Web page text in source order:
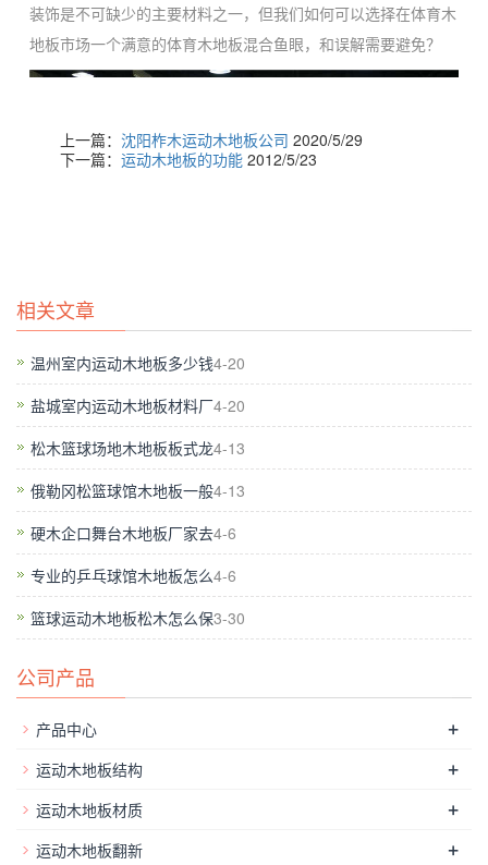
装饰是不可缺少的主要材料之一，但我们如何可以选择在体育木
地板市场一个满意的体育木地板混合鱼眼，和误解需要避免？
羽毛球馆木地板清洗：在日常使用过程中，保持羽毛球馆木地板
清洁干净，可以用干净的扫帚来清理，然后用拧干到拖把拖，平
时也可以轻轻擦拭地板柔软的湿布，当然，你也可以用吸尘器从
地板上的灰尘，你像对待地毯。根据使用情况，可以隔几年打
蜡，以保持漆膜光滑洁净。如果条件允许，地板蜡可一次2?3个
月的羽毛球馆的木地板表面上应用，从而使保养效果更好。
木地板,体育的功能意味着该阶段的木地板应符合各种舞台表演
在*大程度上的技术特点，并尽量避免了演员应该要承担不必要
的负荷，消耗了太多的能量性能。
上一篇： 沈阳柞木运动木地板公司 2020/5/29
下一篇： 运动木地板的功能 2012/5/23
相关文章
温州室内运动木地板多少钱4-20
盐城室内运动木地板材料厂4-20
松木篮球场地木地板板式龙4-13
俄勒冈松篮球馆木地板一般4-13
硬木企口舞台木地板厂家去4-6
专业的乒乓球馆木地板怎么4-6
篮球运动木地板松木怎么保3-30
公司产品
产品中心 +
运动木地板结构 +
运动木地板材质 +
运动木地板翻新 +